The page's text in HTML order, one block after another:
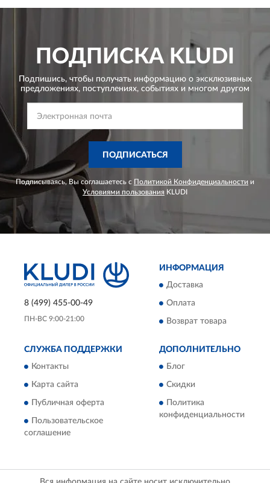
ПОДПИСКА KLUDI
Подпишись, чтобы получать информацию о эксклюзивных
предложениях, поступлениях, событиях и многом другом
ПОДПИСАТЬСЯ
Подписываясь, Вы соглашаетесь с Политикой Конфиденциальности и
Условиями пользования KLUDI
8 (499) 455-00-49
ПН-ВС 9:00-21:00
ИНФОРМАЦИЯ
Доставка
Оплата
Возврат товара
СЛУЖБА ПОДДЕРЖКИ
Контакты
Карта сайта
Публичная оферта
Пользовательское
соглашение
ДОПОЛНИТЕЛЬНО
Блог
Скидки
Политика
конфиденциальности